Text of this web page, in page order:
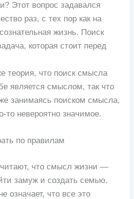
Этот вопрос задавался
раз, с тех пор как на
жизнь. Поиск
которая стоит перед
теория, что поиск смысла
является смыслом, так что
занимаясь поиском смысла,
то невероятно значимое.
по правилам
что смысл жизни —
замуж и создать семью.
означает, что все это